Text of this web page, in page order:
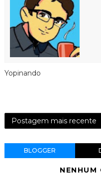
Yopinando
Postagem mais recente
BLOGGER
NENHUM